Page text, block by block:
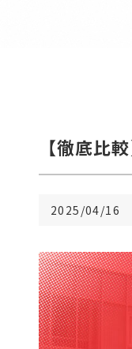
【徹底比
2025/04/16